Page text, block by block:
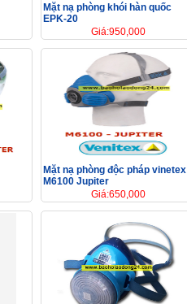
Mặt nạ phòng khói hàn quốc
EPK-20
Giá:950,000
Mặt nạ phòng độc pháp vinetex
M6100 Jupiter
Giá:650,000